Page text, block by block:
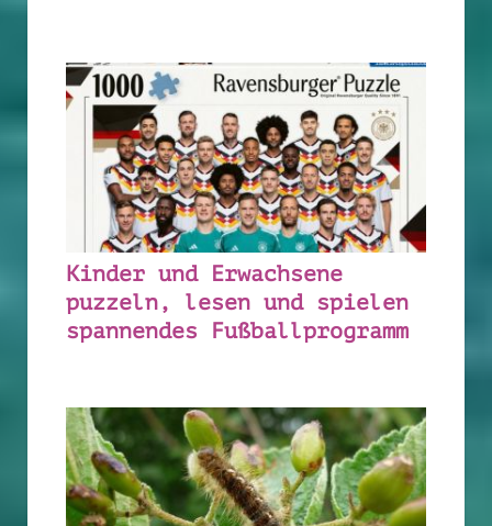
Kinder und Erwachsene
puzzeln, lesen und spielen
spannendes Fußballprogramm